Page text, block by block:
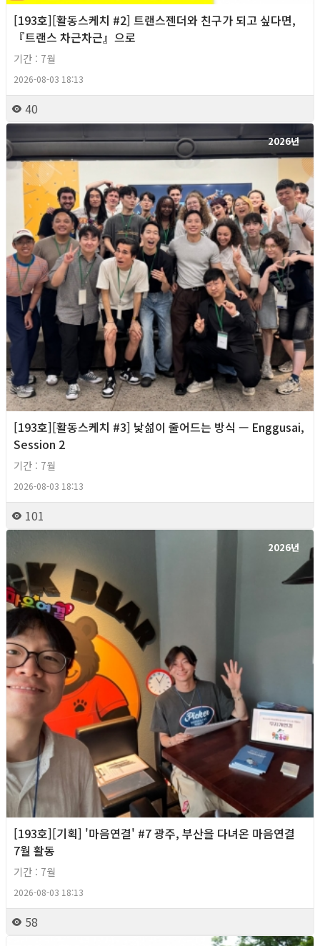
[193호][활동스케치 #2] 트랜스젠더와 친구가 되고 싶다면,
『트랜스 차근차근』으로
기간 : 7월
2026-08-03 18:13
40
2026년
[193호][활동스케치 #3] 낯섦이 줄어드는 방식 — Enggusai,
Session 2
기간 : 7월
2026-08-03 18:13
101
2026년
[193호][기획] '마음연결' #7 광주, 부산을 다녀온 마음연결
7월 활동
기간 : 7월
2026-08-03 18:13
58